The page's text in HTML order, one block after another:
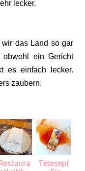
lecker.
das Land so gar
ein Gericht
es einfach lecker.
zaubern.
Restaura
Tetesept